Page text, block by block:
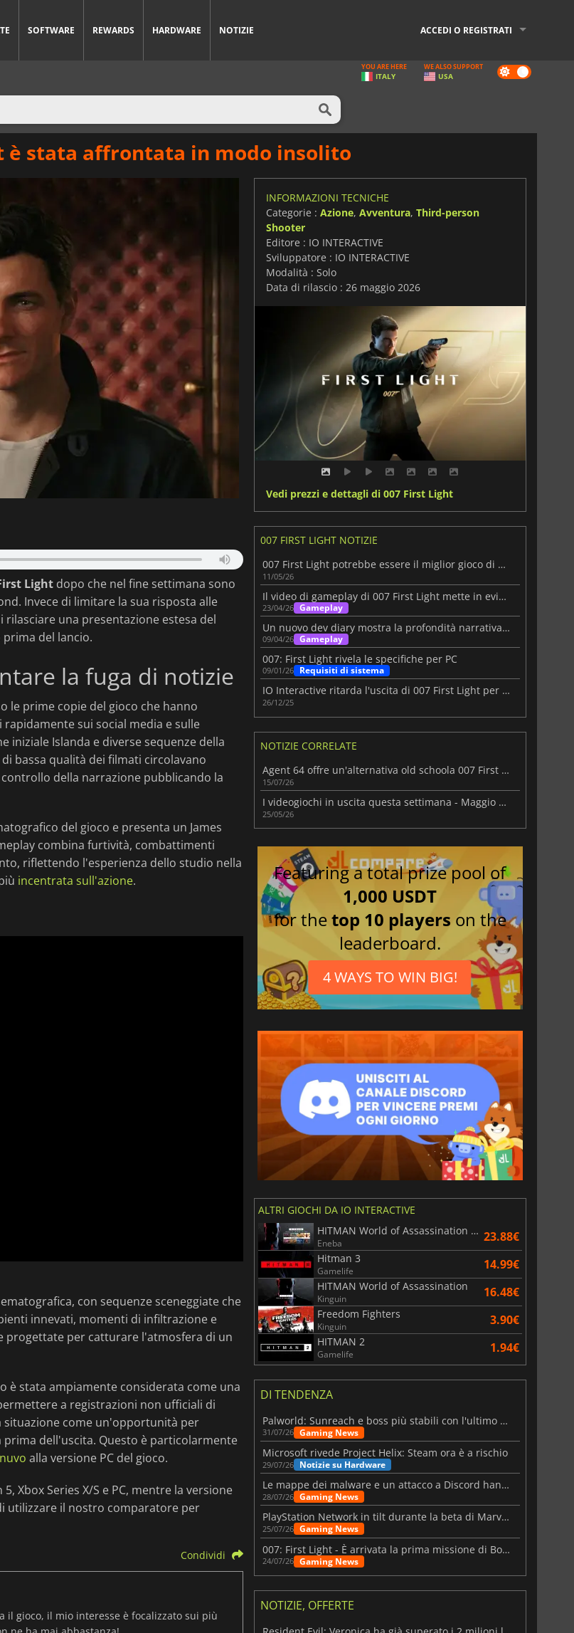
SOFTWARE REWARDS HARDWARE NOTIZIE ACCEDI O REGISTRATI
Dark
mode
YOU ARE HERE
ITALY
WE ALSO SUPPORT
USA
è stata affrontata in modo insolito
Light dopo che nel fine settimana sono
Invece di limitare la sua risposta alle
una presentazione estesa del
del lancio.
la fuga di notizie
le prime copie del gioco che hanno
sui social media e sulle
Islanda e diverse sequenze della
bassa qualità dei filmati circolavano
della narrazione pubblicando la
del gioco e presenta un James
combina furtività, combattimenti
riflettendo l'esperienza dello studio nella
incentrata sull'azione.
con sequenze sceneggiate che
innevati, momenti di infiltrazione e
progettate per catturare l'atmosfera di un
è stata ampiamente considerata come una
a registrazioni non ufficiali di
situazione come un'opportunità per
dell'uscita. Questo è particolarmente
alla versione PC del gioco.
Xbox Series X/S e PC, mentre la versione
utilizzare il nostro comparatore per
Condividi
gioco, il mio interesse è focalizzato sui più
INFORMAZIONI TECNICHE
Categorie : Azione, Avventura, Third-person
Shooter
Editore : IO INTERACTIVE
Sviluppatore : IO INTERACTIVE
Modalità : Solo
Data di rilascio : 26 maggio 2026
Vedi prezzi e dettagli di 007 First Light
007 FIRST LIGHT NOTIZIE
007 First Light potrebbe essere il miglior gioco di Bond dopo GoldenEye
11/05/26
Il video di gameplay di 007 First Light mette in evidenza lo stealth
23/04/26 Gameplay
Un nuovo dev diary mostra la profondità narrativa di 007 First Light
09/04/26 Gameplay
007: First Light rivela le specifiche per PC
09/01/26 Requisiti di sistema
IO Interactive ritarda l'uscita di 007 First Light per garantire la qualità
26/12/25
NOTIZIE CORRELATE
Agent 64 offre un'alternativa old schoola 007 First Light
15/07/26
I videogiochi in uscita questa settimana - Maggio 2026 (Settimana 22)
25/05/26
Featuring a total prize pool of
1,000 USDT
for thetop 10 players on the
leaderboard.
4 WAYS TO WIN BIG!
ALTRI GIOCHI DA IO INTERACTIVE
HITMAN World of Assassination Part One
Eneba 23.88€
Hitman 3
Gamelife 14.99€
HITMAN World of Assassination
Kinguin 16.48€
Freedom Fighters
Kinguin 3.90€
HITMAN 2
Gamelife 1.94€
DI TENDENZA
Palworld: Sunreach e boss più stabili con l'ultimo update
31/07/26 Gaming News
Microsoft rivede Project Helix: Steam ora è a rischio
29/07/26 Notizie su Hardware
Le mappe dei malware e un attacco a Discord hanno colpito Meccha Chameleon
28/07/26 Gaming News
PlayStation Network in tilt durante la beta di Marvel Tōkon
25/07/26 Gaming News
007: First Light - È arrivata la prima missione di Bond dopo il lancio
24/07/26 Gaming News
NOTIZIE, OFFERTE